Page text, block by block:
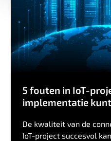
5 fouten in IoT-
implementatie
De kwaliteit van de
IoT-project succesvol